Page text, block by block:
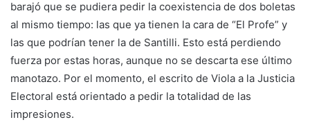
barajó que se pudiera pedir la coexistencia de dos boletas
al mismo tiempo: las que ya tienen la cara de “El Profe” y
las que podrían tener la de Santilli. Esto está perdiendo
fuerza por estas horas, aunque no se descarta ese último
manotazo. Por el momento, el escrito de Viola a la Justicia
Electoral está orientado a pedir la totalidad de las
impresiones.